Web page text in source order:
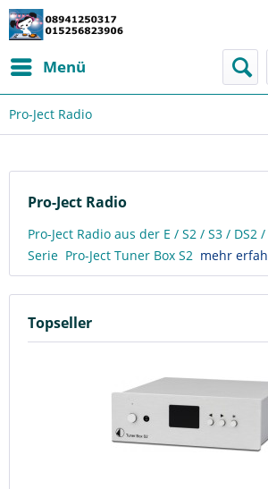
Menü
Pro-Ject Radio
Pro-Ject Radio
Pro-Ject Radio aus der E / S2 / S3 / DS2
Serie Pro-Ject Tuner Box S2 mehr
Topseller